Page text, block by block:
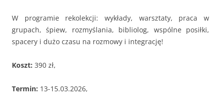
W programie rekolekcji: wykłady, warsztaty, praca w
grupach, śpiew, rozmyślania, bibliolog, wspólne posiłki,
spacery i dużo czasu na rozmowy i integrację!
Koszt: 390 zł,
Termin: 13-15.03.2026,